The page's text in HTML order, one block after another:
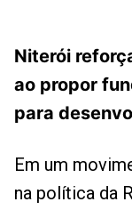
Niterói
ao propor
para
Em um
na política da